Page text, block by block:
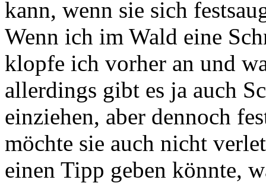
kann, wenn sie sich
Wenn ich im Wald eine
klopfe ich vorher an und
allerdings gibt es ja auch
einziehen, aber dennoch
möchte sie auch nicht
einen Tipp geben könnte,